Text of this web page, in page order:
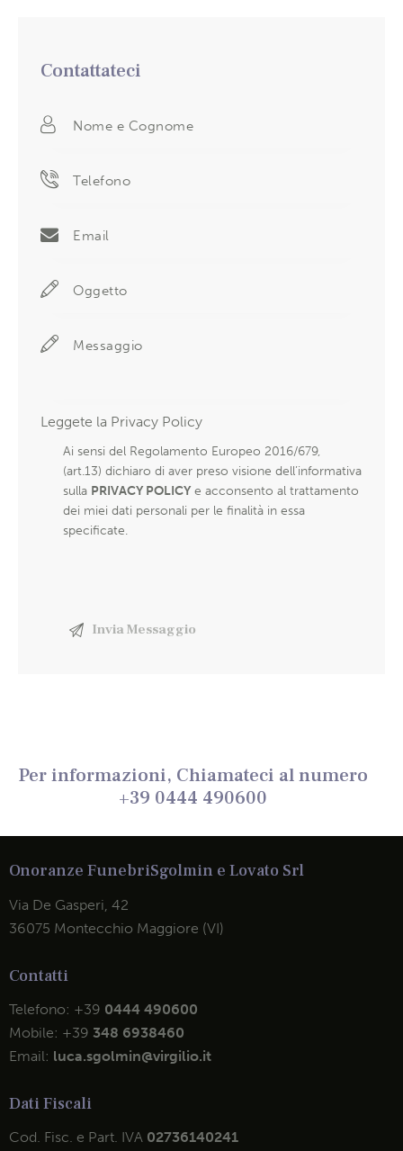
Contattateci
Leggete la Privacy Policy
Ai sensi del Regolamento Europeo 2016/679,
(art.13) dichiaro di aver preso visione dell’informativa
sulla PRIVACY POLICYe acconsento al trattamento
dei miei dati personali per le finalità in essa
specificate.
Per informazioni, Chiamateci al numero
+39 0444 490600
Onoranze FunebriSgolmin e Lovato Srl
Via De Gasperi, 42
36075 Montecchio Maggiore (VI)
Contatti
Telefono: +39 0444 490600
Mobile: +39 348 6938460
Email: luca.sgolmin@virgilio.it
Dati Fiscali
Cod. Fisc. e Part. IVA 02736140241